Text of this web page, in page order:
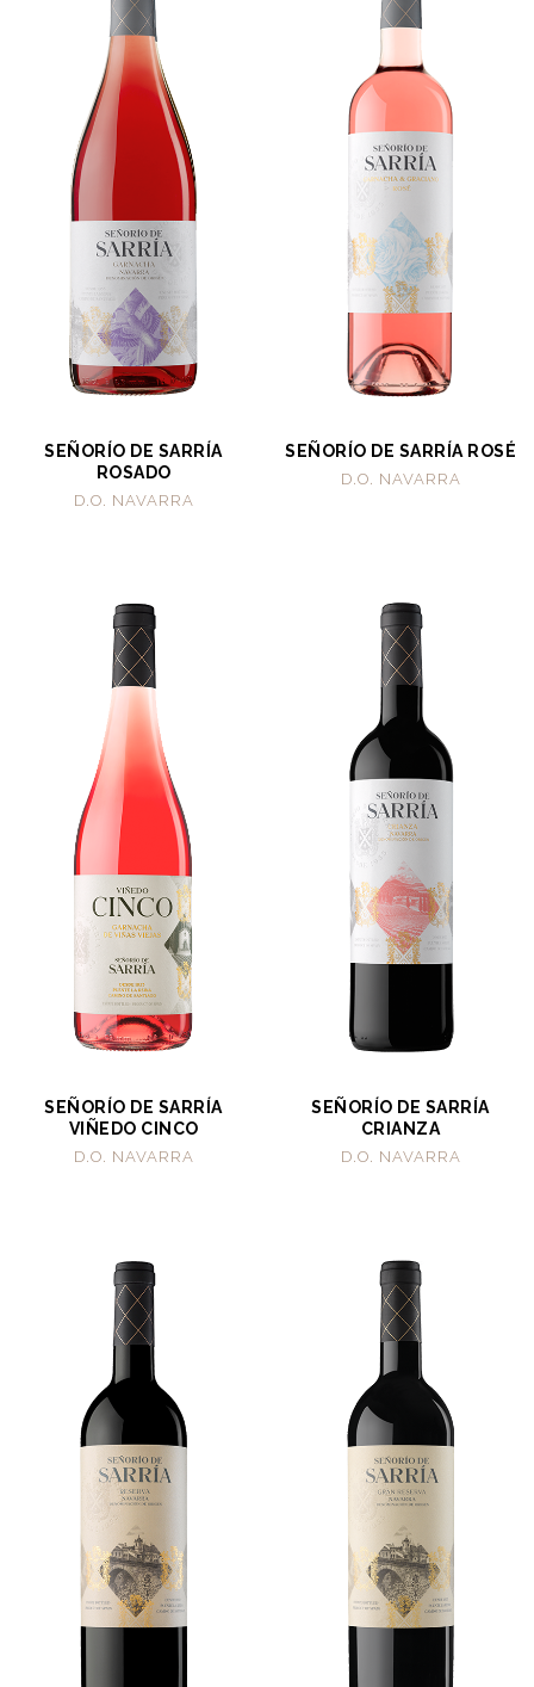
SEÑORÍO DE SARRÍA
ROSADO
D.O. NAVARRA
SEÑORÍO DE SARRÍA ROSÉ
D.O. NAVARRA
SEÑORÍO DE SARRÍA
VIÑEDO CINCO
D.O. NAVARRA
SEÑORÍO DE SARRÍA
CRIANZA
D.O. NAVARRA